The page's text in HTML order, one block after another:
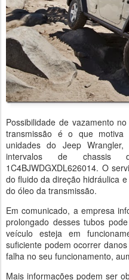
Possibilidade de vazamento
transmissão é o que
unidades do Jeep
intervalos de chassis
1C4BJWDGXDL626014. O
do fluido da direção hidráulica
do óleo da transmissão.
Em comunicado, a empresa
prolongado desses tubos
veículo esteja em
suficiente podem ocorrer
falha no seu funcionamento,
Mais informações podem ser